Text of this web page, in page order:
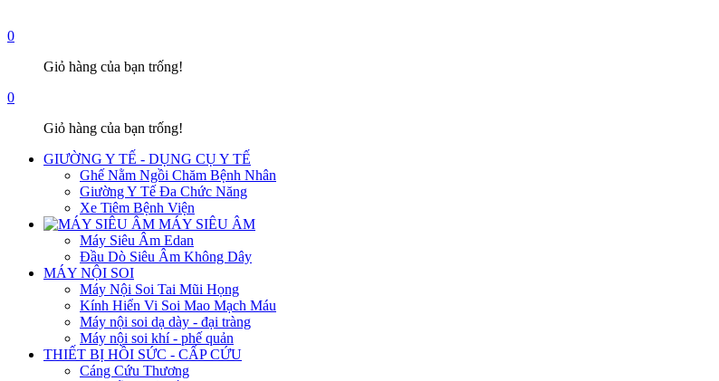
0
Giỏ hàng của bạn trống!
0
Giỏ hàng của bạn trống!
GIƯỜNG Y TẾ - DỤNG CỤ Y TẾ
Ghế Nằm Ngồi Chăm Bệnh Nhân
Giường Y Tế Đa Chức Năng
Xe Tiêm Bệnh Viện
MÁY SIÊU ÂM
Máy Siêu Âm Edan
Đầu Dò Siêu Âm Không Dây
MÁY NỘI SOI
Máy Nội Soi Tai Mũi Họng
Kính Hiển Vi Soi Mao Mạch Máu
Máy nội soi dạ dày - đại tràng
Máy nội soi khí - phế quản
THIẾT BỊ HỒI SỨC - CẤP CỨU
Cáng Cứu Thương